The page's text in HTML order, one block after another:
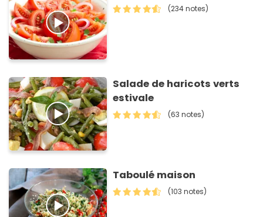
(234 notes)
Salade de haricots verts
estivale
(63 notes)
Taboulé maison
(103 notes)